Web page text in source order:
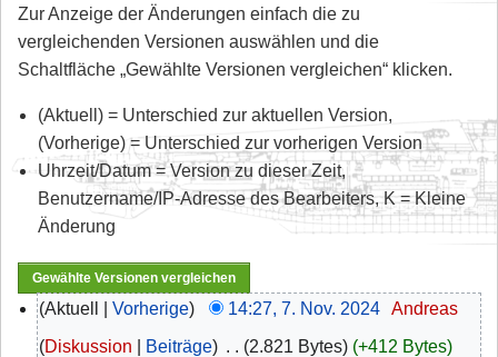
Zur Anzeige der Änderungen einfach die zu
vergleichenden Versionen auswählen und die
Schaltfläche „Gewählte Versionen vergleichen“ klicken.
(Aktuell) = Unterschied zur aktuellen Version,
(Vorherige) = Unterschied zur vorherigen Version
Uhrzeit/Datum = Version zu dieser Zeit,
Benutzername/IP-Adresse des Bearbeiters, K = Kleine
Änderung
Aktuell Vorherige 14:27, 7. Nov. 2024‎ Andreas
Diskussion
Beiträge 2.821 Bytes
+412 Bytes